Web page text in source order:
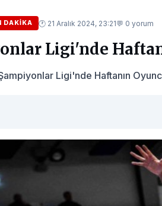
DAKIKA 🕐 21 Aralık 2024, 23:21💬 0 yorum
Ligi'nde
Ligi'nde Haftanın